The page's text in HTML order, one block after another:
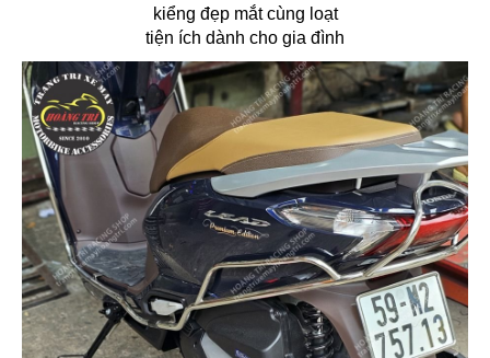
kiểng đẹp mắt cùng loạt
tiện ích dành cho gia đình